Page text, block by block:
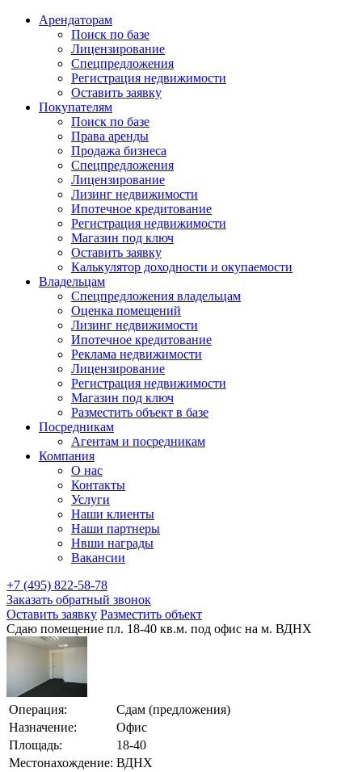
Арендаторам
Поиск по базе
Лицензирование
Спецпредложения
Регистрация недвижимости
Оставить заявку
Покупателям
Поиск по базе
Права аренды
Продажа бизнеса
Спецпредложения
Лицензирование
Лизинг недвижимости
Ипотечное кредитование
Регистрация недвижимости
Магазин под ключ
Оставить заявку
Калькулятор доходности и окупаемости
Владельцам
Спецпредложения владельцам
Оценка помещений
Лизинг недвижимости
Ипотечное кредитование
Реклама недвижимости
Лицензирование
Регистрация недвижимости
Магазин под ключ
Разместить объект в базе
Посредникам
Агентам и посредникам
Компания
О нас
Контакты
Услуги
Наши клиенты
Наши партнеры
Нвши награды
Вакансии
+7 (495) 822-58-78
Заказать обратный звонок
Оставить заявку Разместить объект
Сдаю помещение пл. 18-40 кв.м. под офис на м. ВДНХ
Операция:
Сдам (предложения)
Назначение:
Офис
Площадь:
18-40
Местонахождение: ВДНХ